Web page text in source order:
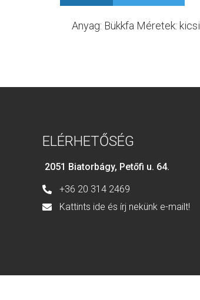
Anyag: Bükkfa Méretek:
ELÉRHETŐSÉG
2051 Biatorbágy, Petőfi u. 64.
+36 20 314 2469
Kattints ide és írj nekünk e-mailt!